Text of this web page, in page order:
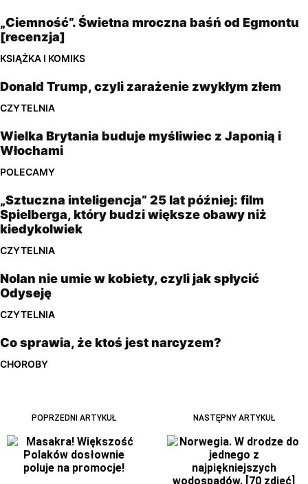
„Ciemność”. Świetna mroczna baśń od Egmontu
[recenzja]
KSIĄŻKA I KOMIKS
Donald Trump, czyli zarażenie zwykłym złem
CZYTELNIA
Wielka Brytania buduje myśliwiec z Japonią i
Włochami
POLECAMY
„Sztuczna inteligencja” 25 lat później: film
Spielberga, który budzi większe obawy niż
kiedykolwiek
CZYTELNIA
Nolan nie umie w kobiety, czyli jak spłycić
Odyseję
CZYTELNIA
Co sprawia, że ​​ktoś jest narcyzem?
CHOROBY
POPRZEDNI ARTYKUŁ NASTĘPNY ARTYKUŁ